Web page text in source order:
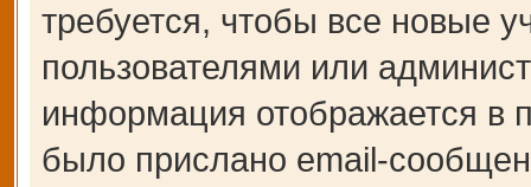
требуется, чтобы все новые
пользователями или
информация отображается в
было прислано email-